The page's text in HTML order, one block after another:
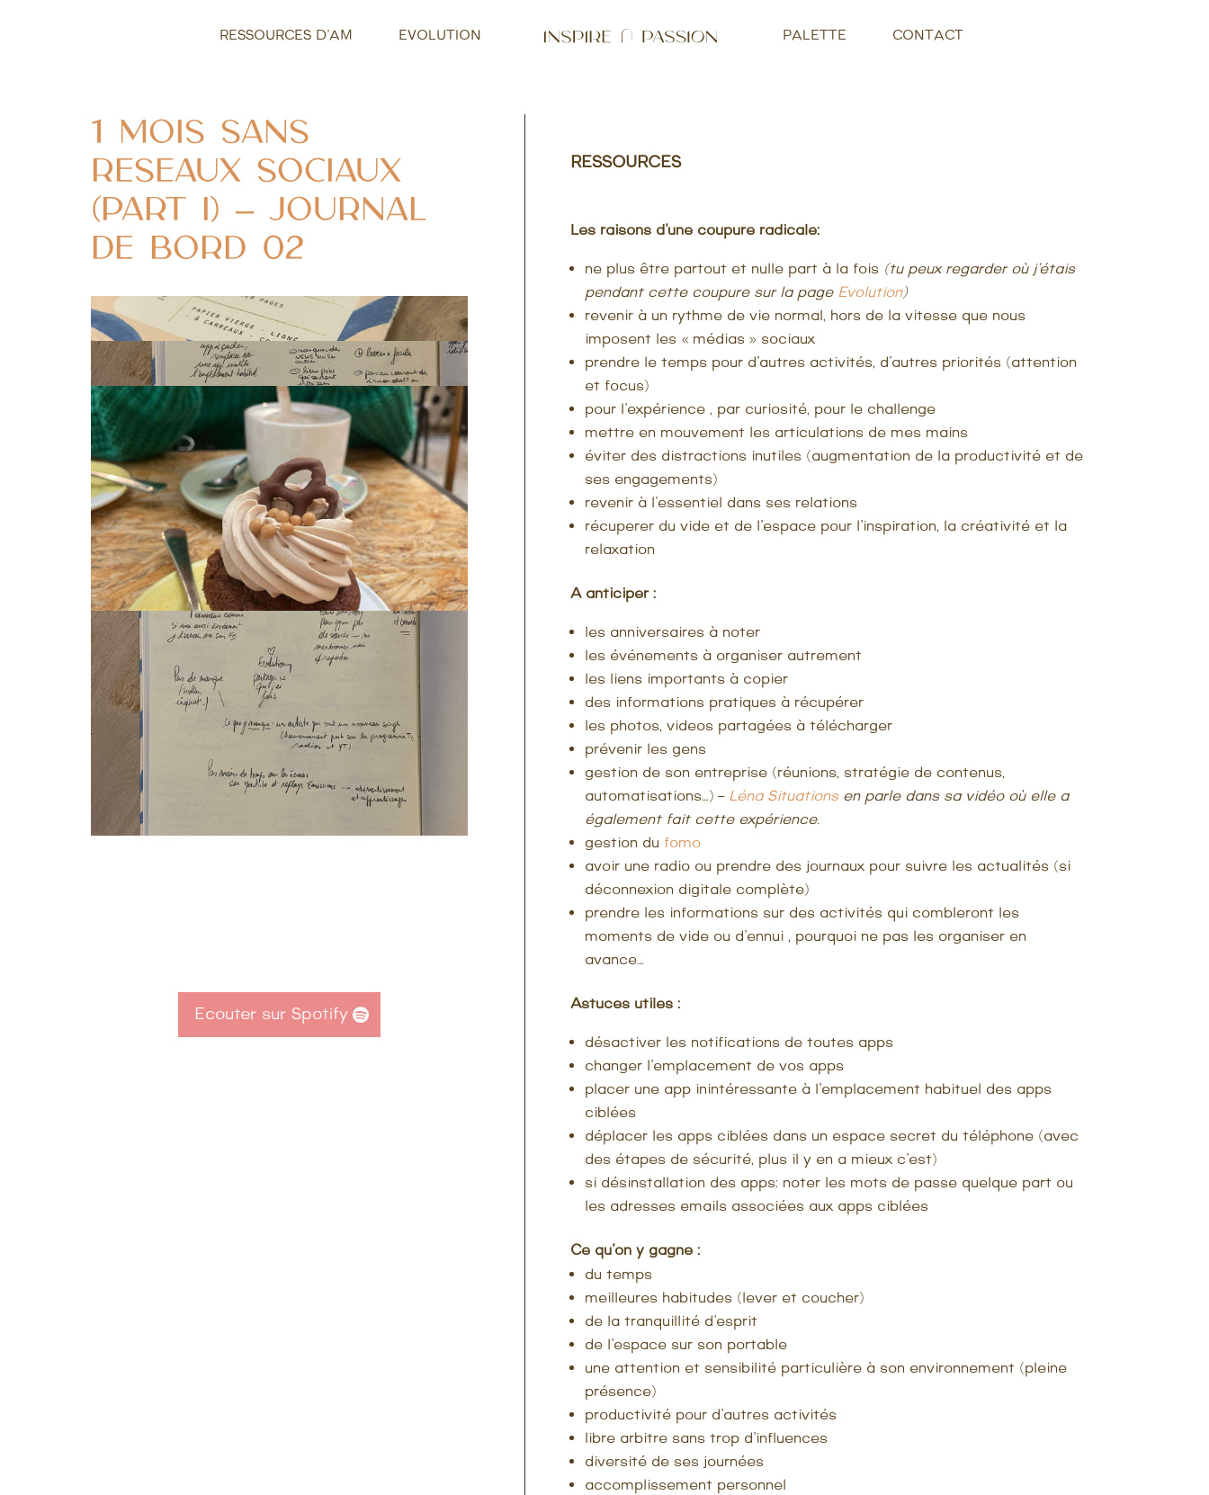
RESSOURCES D’AM EVOLUTION PALETTE CONTACT
1 mois sans
réseaux sociaux
(part I) – Journal
de bord 02
Ecouter sur Spotify
RESSOURCES
Les raisons d’une coupure radicale:
ne plus être partout et nulle part à la fois (tu peux regarder où j’étais
pendant cette coupure sur la page Evolution)
revenir à un rythme de vie normal, hors de la vitesse que nous
imposent les « médias » sociaux
prendre le temps pour d’autres activités, d’autres priorités (attention
et focus)
pour l’expérience , par curiosité, pour le challenge
mettre en mouvement les articulations de mes mains
éviter des distractions inutiles (augmentation de la productivité et de
ses engagements)
revenir à l’essentiel dans ses relations
récuperer du vide et de l’espace pour l’inspiration, la créativité et la
relaxation
A anticiper :
les anniversaires à noter
les événements à organiser autrement
les liens importants à copier
des informations pratiques à récupérer
les photos, videos partagées à télécharger
prévenir les gens
gestion de son entreprise (réunions, stratégie de contenus,
automatisations…) – Léna Situationsen parle dans sa vidéo où elle a
également fait cette expérience.
gestion du fomo
avoir une radio ou prendre des journaux pour suivre les actualités (si
déconnexion digitale complète)
prendre les informations sur des activités qui combleront les
moments de vide ou d’ennui , pourquoi ne pas les organiser en
avance…
Astuces utiles :
désactiver les notifications de toutes apps
changer l’emplacement de vos apps
placer une app inintéressante à l’emplacement habituel des apps
ciblées
déplacer les apps ciblées dans un espace secret du téléphone (avec
des étapes de sécurité, plus il y en a mieux c’est)
si désinstallation des apps: noter les mots de passe quelque part ou
les adresses emails associées aux apps ciblées
Ce qu’on y gagne :
du temps
meilleures habitudes (lever et coucher)
de la tranquillité d’esprit
de l’espace sur son portable
une attention et sensibilité particulière à son environnement (pleine
présence)
productivité pour d’autres activités
libre arbitre sans trop d’influences
diversité de ses journées
accomplissement personnel